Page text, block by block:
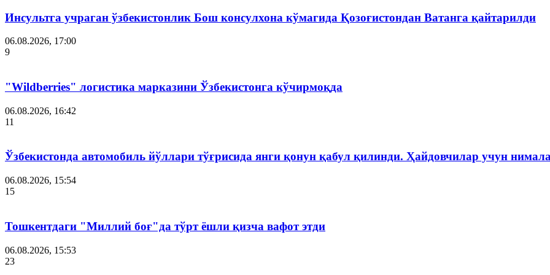
Инсультга учраган ўзбекистонлик Бош консулхона кўмагида Қозоғистондан Ватанга қайтарилди
06.08.2026, 17:00
9
"Wildberries" логистика марказини Ўзбекистонга кўчирмоқда
06.08.2026, 16:42
11
Ўзбекистонда автомобиль йўллари тўғрисида янги қонун қабул қилинди. Ҳайдовчилар учун
06.08.2026, 15:54
15
Тошкентдаги "Миллий боғ"да тўрт ёшли қизча вафот этди
06.08.2026, 15:53
23